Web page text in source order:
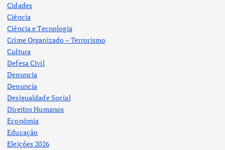
Cidades
Ciência
Ciência e Tecnologia
Crime Organizado – Terrorismo
Cultura
Defesa Civil
Denuncia
Denuncia
Desigualdade Social
Direitos Humanos
Econômia
Educação
Eleições 2026